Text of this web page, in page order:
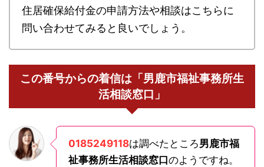
住居確保給付金の申請方法や相談はこちらに
問い合わせてみると良いでしょう。
この番号からの着信は「男鹿市福祉事務所生
活相談窓口」
0185249118は調べたところ男鹿市福
祉事務所生活相談窓口のようですね。